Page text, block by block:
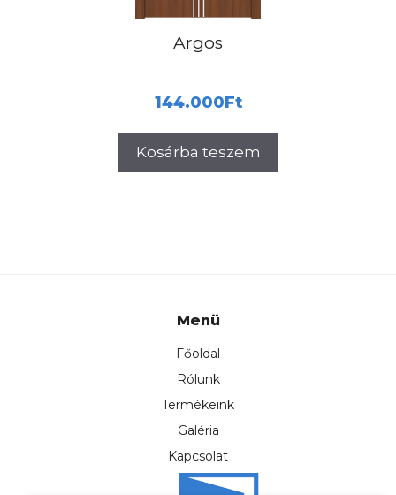
Argos
144.000Ft
Kosárba teszem
Menü
Főoldal
Rólunk
Termékeink
Galéria
Kapcsolat